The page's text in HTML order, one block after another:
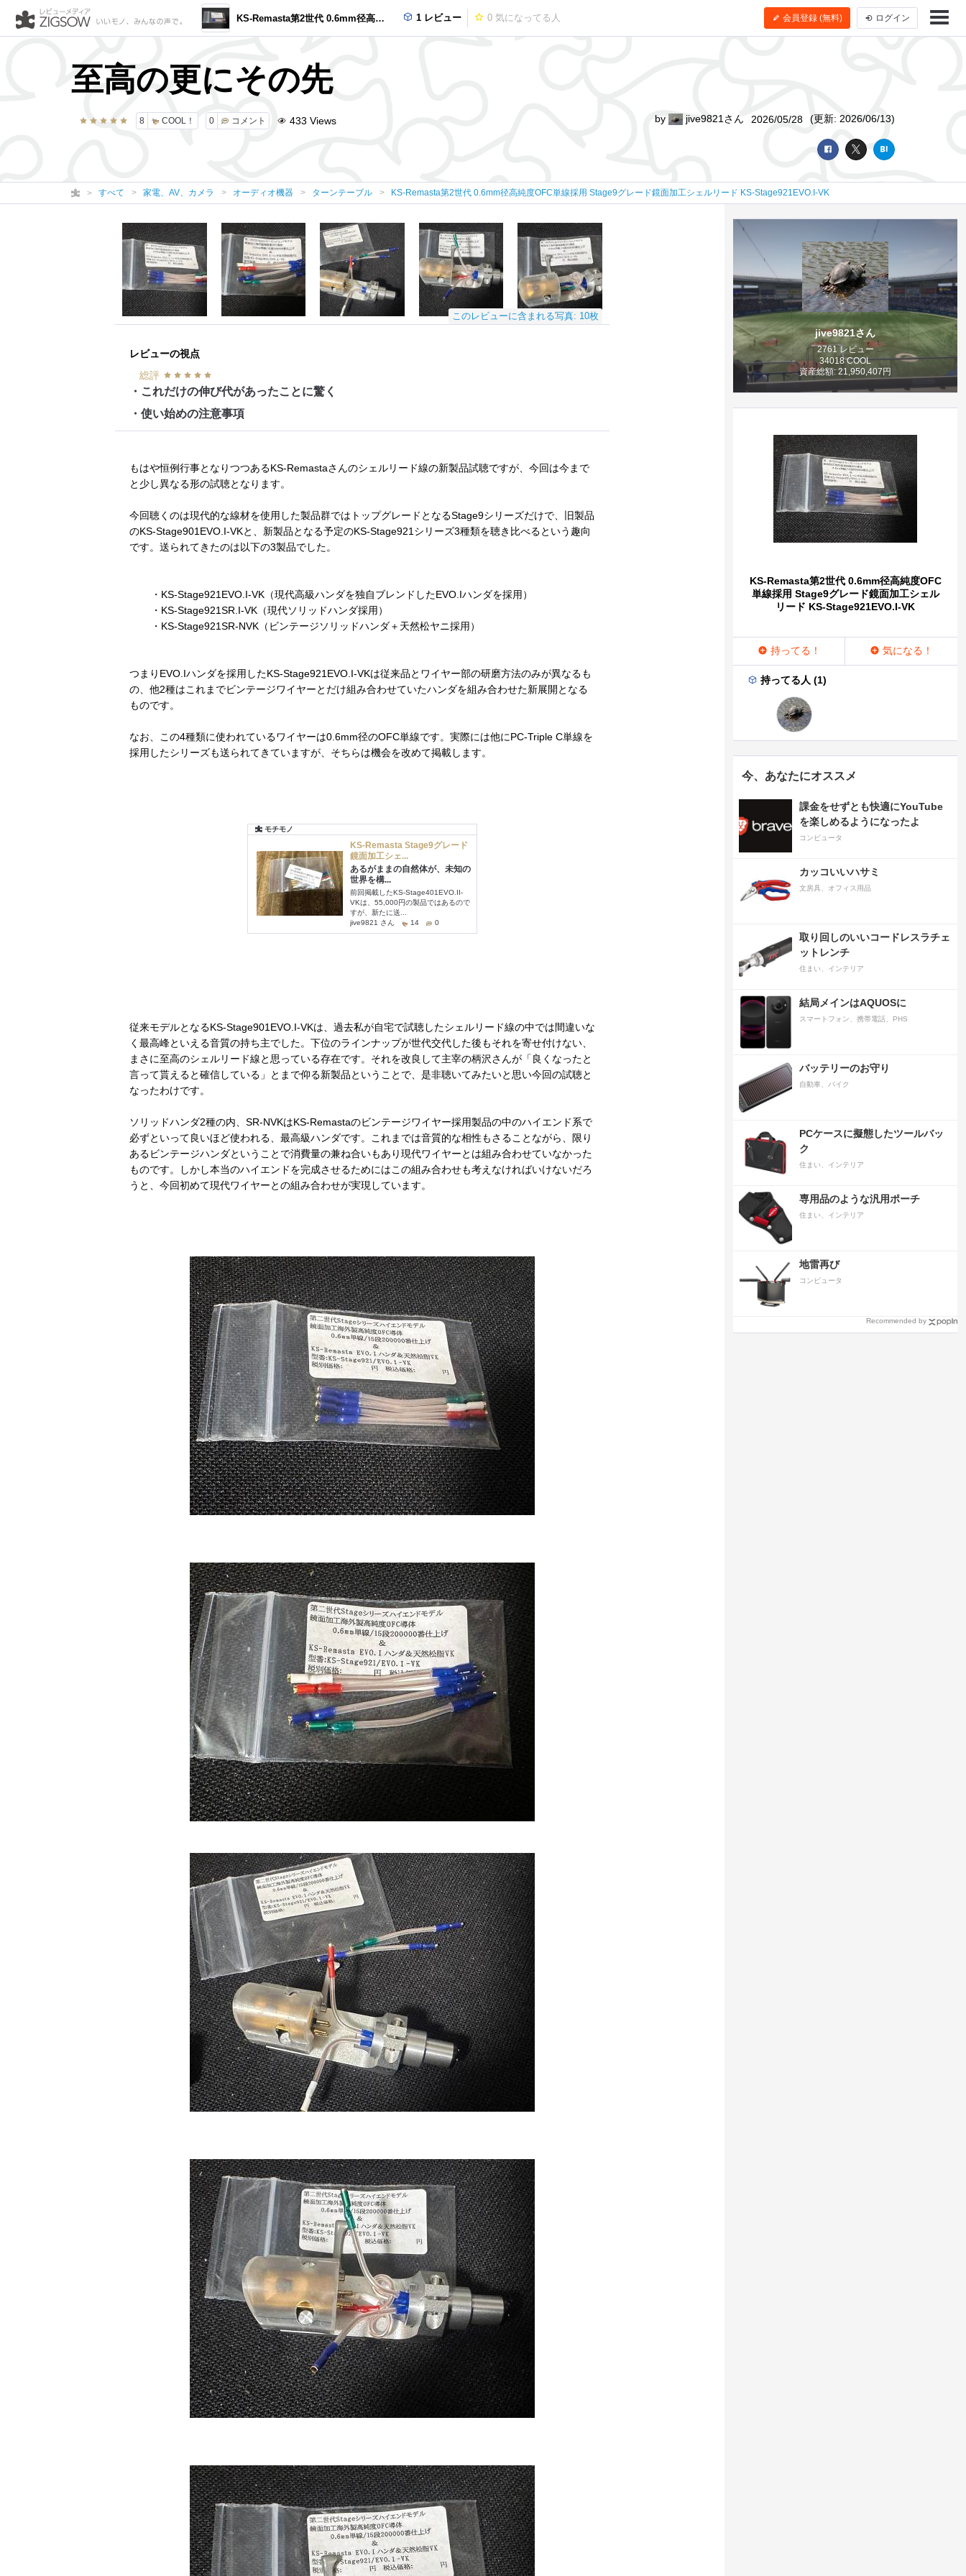
KS-Remasta第2世代 0.6mm径高純度OFC単線採用 Stage9グレード鏡面加工シェルリード KS-Stage921EVO.I-VK 1 レビュー 0 気になってる人 会員登録 (無料) ログイン
至高の更にその先
8 COOL！ 0 コメント 433 Views by jive9821さん 2026/05/28 (更新: 2026/06/13)
すべて 家電、AV、カメラ オーディオ機器 ターンテーブル KS-Remasta第2世代 0.6mm径高純度OFC単線採用 Stage9グレード鏡面加工シェルリード KS-Stage921EVO.I-VK
このレビューに含まれる写真: 10枚
レビューの視点
総評
・これだけの伸び代があったことに驚く
・使い始めの注意事項
もはや恒例行事となりつつあるKS-Remastaさんのシェルリード線の新製品試聴ですが、今回は今まで
と少し異なる形の試聴となります。
今回聴くのは現代的な線材を使用した製品群ではトップグレードとなるStage9シリーズだけで、旧製品
のKS-Stage901EVO.I-VKと、新製品となる予定のKS-Stage921シリーズ3種類を聴き比べるという趣向
です。送られてきたのは以下の3製品でした。
・KS-Stage921EVO.I-VK（現代高級ハンダを独自ブレンドしたEVO.Iハンダを採用）
・KS-Stage921SR.I-VK（現代ソリッドハンダ採用）
・KS-Stage921SR-NVK（ビンテージソリッドハンダ＋天然松ヤニ採用）
つまりEVO.Iハンダを採用したKS-Stage921EVO.I-VKは従来品とワイヤー部の研磨方法のみが異なるも
の、他2種はこれまでビンテージワイヤーとだけ組み合わせていたハンダを組み合わせた新展開となる
ものです。
なお、この4種類に使われているワイヤーは0.6mm径のOFC単線です。実際には他にPC-Triple C単線を
採用したシリーズも送られてきていますが、そちらは機会を改めて掲載します。
従来モデルとなるKS-Stage901EVO.I-VKは、過去私が自宅で試聴したシェルリード線の中では間違いな
く最高峰といえる音質の持ち主でした。下位のラインナップが世代交代した後もそれを寄せ付けない、
まさに至高のシェルリード線と思っている存在です。それを改良して主宰の柄沢さんが「良くなったと
言って貰えると確信している」とまで仰る新製品ということで、是非聴いてみたいと思い今回の試聴と
なったわけです。
ソリッドハンダ2種の内、SR-NVKはKS-Remastaのビンテージワイヤー採用製品の中のハイエンド系で
必ずといって良いほど使われる、最高級ハンダです。これまでは音質的な相性もさることながら、限り
あるビンテージハンダということで消費量の兼ね合いもあり現代ワイヤーとは組み合わせていなかった
ものです。しかし本当のハイエンドを完成させるためにはこの組み合わせも考えなければいけないだろ
うと、今回初めて現代ワイヤーとの組み合わせが実現しています。
jive9821さん
2761 レビュー
34018 COOL
資産総額: 21,950,407円
KS-Remasta第2世代 0.6mm径高純度OFC
単線採用 Stage9グレード鏡面加工シェル
リード KS-Stage921EVO.I-VK
持ってる！ 気になる！
持ってる人 (1)
今、あなたにオススメ
課金をせずとも快適にYouTube
を楽しめるようになったよ
コンピュータ
カッコいいハサミ
文房具、オフィス用品
取り回しのいいコードレスラチェ
ットレンチ
住まい、インテリア
結局メインはAQUOSに
スマートフォン、携帯電話、PHS
バッテリーのお守り
自動車、バイク
PCケースに擬態したツールバッ
ク
住まい、インテリア
専用品のような汎用ポーチ
住まい、インテリア
地雷再び
コンピュータ
Recommended by